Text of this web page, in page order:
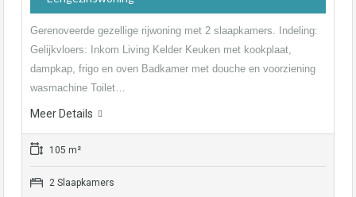
Gerenoveerde gezellige rijwoning met 2 slaapkamers. Indeling:
Gelijkvloers: Inkom Living Kelder Keuken met kookplaat,
dampkap, frigo en oven Badkamer met douche en voorziening
wasmachine Toilet…
Meer Details
105 m²
2 Slaapkamers